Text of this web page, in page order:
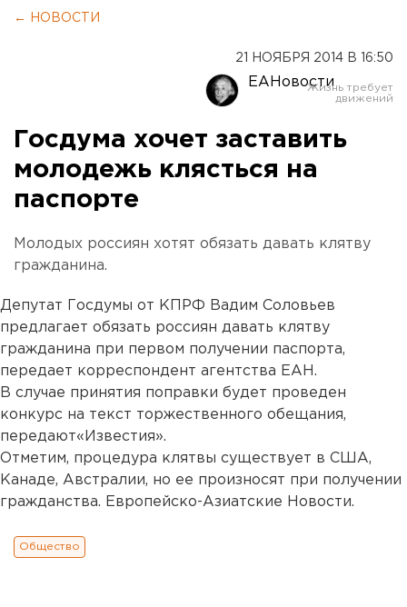
← НОВОСТИ
21 НОЯБРЯ 2014 В 16:50
ЕАНовости
Госдума хочет заставить
молодежь клясться на
паспорте
Молодых россиян хотят обязать давать клятву
гражданина.
Депутат Госдумы от КПРФ Вадим Соловьев
предлагает обязать россиян давать клятву
гражданина при первом получении паспорта,
передает корреспондент агентства ЕАН.
В случае принятия поправки будет проведен
конкурс на текст торжественного обещания,
передают«Известия».
Отметим, процедура клятвы существует в США,
Канаде, Австралии, но ее произносят при получении
гражданства. Европейско-Азиатские Новости.
Общество